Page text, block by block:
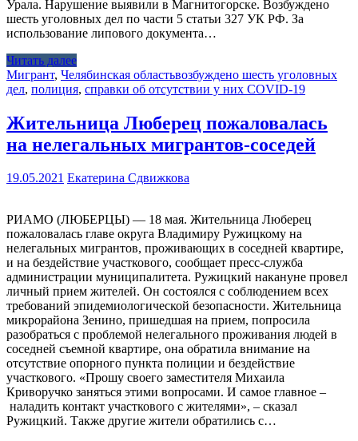
Урала. Нарушение выявили в Магнитогорске. Возбуждено
шесть уголовных дел по части 5 статьи 327 УК РФ. За
использование липового документа…
Читать далее
Мигрант, Челябинская областьвозбуждено шесть уголовных
дел, полиция, справки об отсутствии у них COVID-19
Жительница Люберец пожаловалась
на нелегальных мигрантов‑соседей
19.05.2021 Екатерина Сдвижкова
РИАМО (ЛЮБЕРЦЫ) — 18 мая. Жительница Люберец
пожаловалась главе округа Владимиру Ружицкому на
нелегальных мигрантов, проживающих в соседней квартире,
и на бездействие участкового, сообщает пресс-служба
администрации муниципалитета. Ружицкий накануне провел
личный прием жителей. Он состоялся с соблюдением всех
требований эпидемиологической безопасности. Жительница
микрорайона Зенино, пришедшая на прием, попросила
разобраться с проблемой нелегального проживания людей в
соседней съемной квартире, она обратила внимание на
отсутствие опорного пункта полиции и бездействие
участкового. «Прошу своего заместителя Михаила
Криворучко заняться этими вопросами. И самое главное –
наладить контакт участкового с жителями», – сказал
Ружицкий. Также другие жители обратились с…